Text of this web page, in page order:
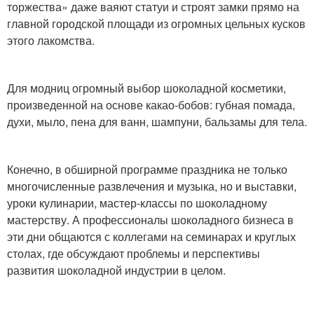
торжества» даже ваяют статуи и строят замки прямо на
главной городской площади из огромных цельных кусков
этого лакомства.
Для модниц огромный выбор шоколадной косметики,
произведенной на основе какао-бобов: губная помада,
духи, мыло, пена для ванн, шампуни, бальзамы для тела.
Конечно, в обширной программе праздника не только
многочисленные развлечения и музыка, но и выставки,
уроки кулинарии, мастер-классы по шоколадному
мастерству. А профессионалы шоколадного бизнеса в
эти дни общаются с коллегами на семинарах и круглых
столах, где обсуждают проблемы и перспективы
развития шоколадной индустрии в целом.